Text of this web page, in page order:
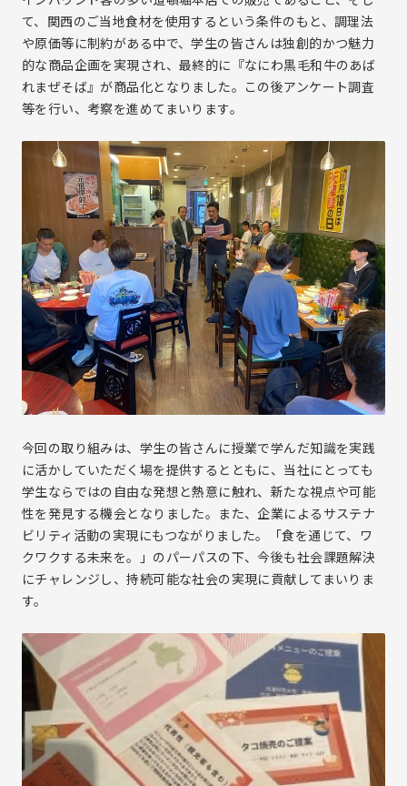
メールマガジン登録
株価情報(yahoo!ファイナンス)
て、関西のご当地食材を使用するという条件のもと、調理法
や原価等に制約がある中で、学生の皆さんは独創的かつ魅力
的な商品企画を実現され、最終的に『なにわ黒毛和牛のあば
れまぜそば』が商品化となりました。この後アンケート調査
等を行い、考察を進めてまいります。
今回の取り組みは、学生の皆さんに授業で学んだ知識を実践
に活かしていただく場を提供するとともに、当社にとっても
学生ならではの自由な発想と熱意に触れ、新たな視点や可能
性を発見する機会となりました。また、企業によるサステナ
ビリティ活動の実現にもつながりました。「食を通じて、ワ
クワクする未来を。」のパーパスの下、今後も社会課題解決
にチャレンジし、持続可能な社会の実現に貢献してまいりま
す。